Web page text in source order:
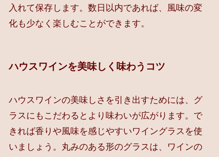
入れて保存します。数日以内であれば、風味の変
化も少なく楽しむことができます。
ハウスワインを美味しく味わうコツ
ハウスワインの美味しさを引き出すためには、グ
ラスにもこだわるとより味わいが広がります。で
きれば香りや風味を感じやすいワイングラスを使
いましょう。丸みのある形のグラスは、ワインの